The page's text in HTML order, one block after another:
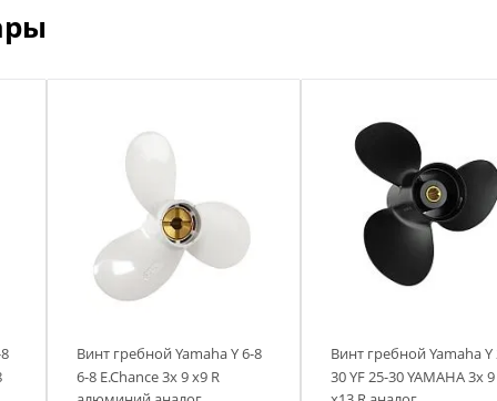
Винт гребной Yamaha Y 6-8
6-8 E.Chance 3х 9 х9 R
Винт гребной Yamaha Y
30 YF 25-30 YAMAHA 3х